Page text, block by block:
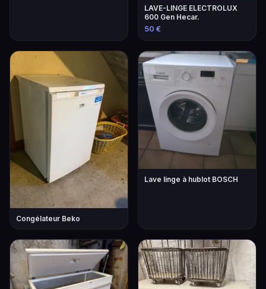
LAVE-LINGE ELECTROLUX
600 Gen Hecar.
50 €
Congélateur Beko
Lave linge à hublot BOSCH